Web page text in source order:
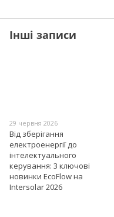
Інші записи
29 червня 2026
Від зберігання
електроенергії до
інтелектуального
керування: 3 ключові
новинки EcoFlow на
Intersolar 2026